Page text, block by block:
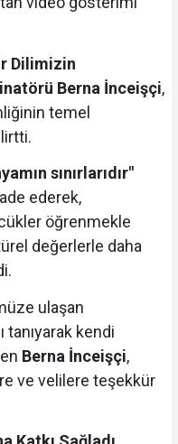
Dilimizin
Berna İnceişçi,
temel
sınırlarıdır"
ederek,
öğrenmekle
değerlerle daha
ulaşan
tanıyarak kendi
Berna İnceişçi,
ve velilere teşekkür